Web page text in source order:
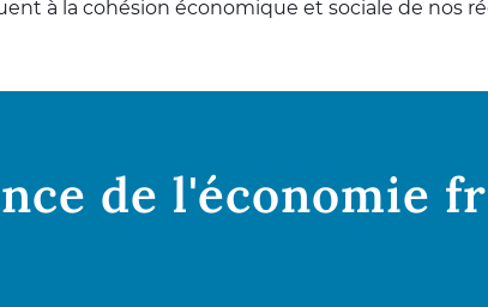
à la cohésion économique et sociale de nos
de l'économie